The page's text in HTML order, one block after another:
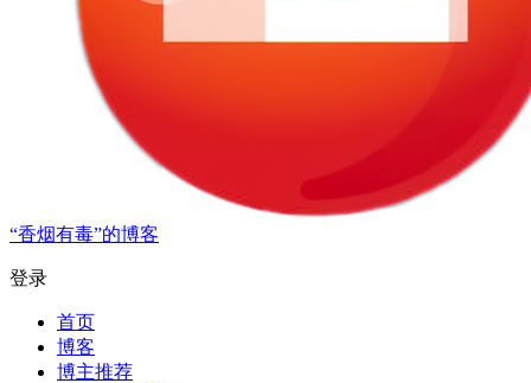
“香烟有毒”的博客
登录
首页
博客
博主推荐